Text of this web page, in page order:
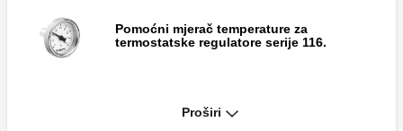
Pomoćni mjerač temperature za
termostatske regulatore serije 116.
Termostatski regulator za recirkulaciju
Proširi